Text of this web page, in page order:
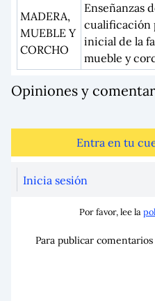
MADERA,
MUEBLE Y
CORCHO
Enseñanzas
cualificación
inicial de la
mueble y
Opiniones y
Entra en tu
Inicia sesión
Por favor, lee la
Para publicar comentarios